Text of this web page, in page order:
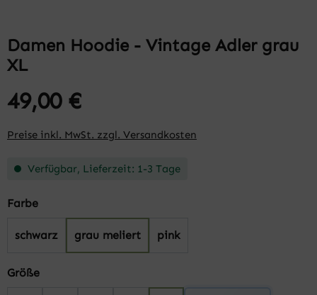
Damen Hoodie - Vintage Adler grau
XL
49,00 €
Preise inkl. MwSt. zzgl. Versandkosten
Verfügbar, Lieferzeit: 1-3 Tage
Farbeauswählen
schwarz grau meliert pink
Größeauswählen